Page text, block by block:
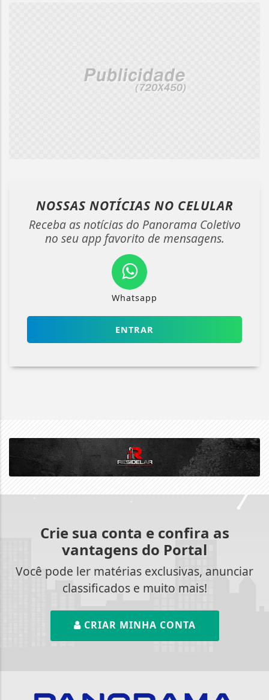
NOSSAS NOTÍCIAS NO CELULAR
Receba as notícias do Panorama Coletivo
no seu app favorito de mensagens.
Whatsapp
ENTRAR
Crie sua conta e confira as
vantagens do Portal
Você pode ler matérias exclusivas, anunciar
classificados e muito mais!
CRIAR MINHA CONTA